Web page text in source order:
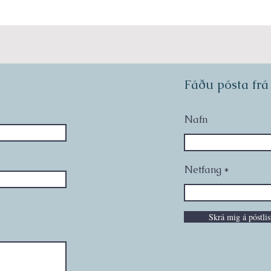
Fáðu pósta frá
Nafn
Netfang
Skrá mig á